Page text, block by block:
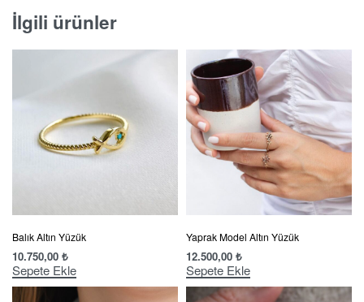
İlgili ürünler
Balık Altın Yüzük
10.750,00 ₺
Sepete Ekle
Yaprak Model Altın Yüzük
12.500,00 ₺
Sepete Ekle